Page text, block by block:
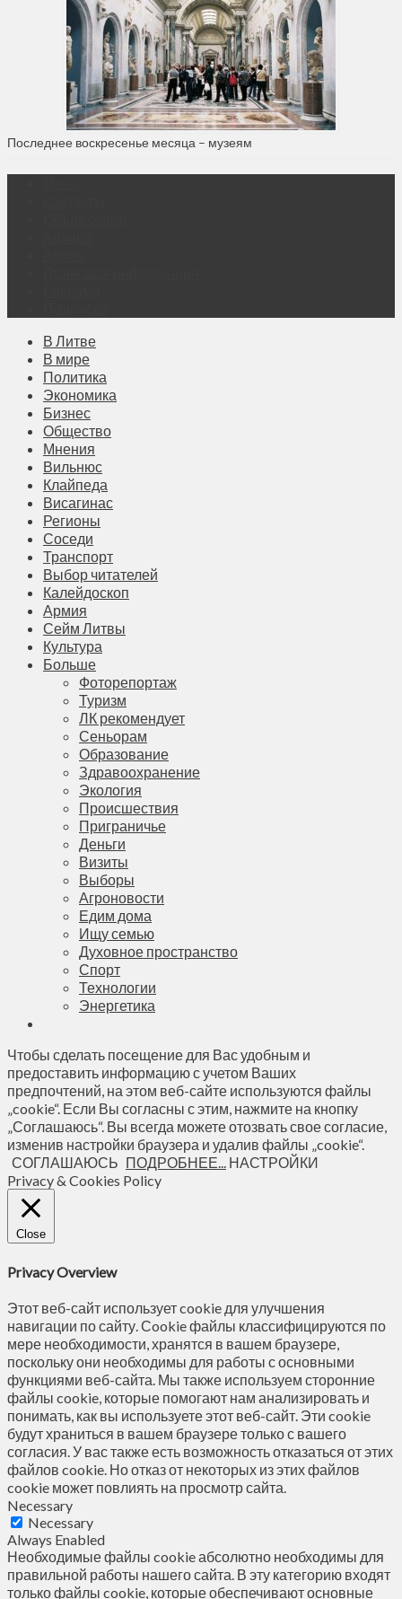
Последнее воскресенье месяца – музеям
В Литве
В мире
Политика
Экономика
Бизнес
Общество
Мнения
Вильнюс
Клайпеда
Висагинас
Регионы
Соседи
Транспорт
Выбор читателей
Калейдоскоп
Армия
Сейм Литвы
Культура
Больше
Фоторепортаж
Туризм
ЛК рекомендует
Сеньорам
Образование
Здравоохранение
Экология
Происшествия
Приграничье
Деньги
Визиты
Выборы
Агроновости
Едим дома
Ищу семью
Духовное пространство
Спорт
Технологии
Энергетика
Чтобы сделать посещение для Вас удобным и
предоставить информацию с учетом Ваших
предпочтений, на этом веб-сайте используются файлы
„cookie“. Если Вы согласны с этим, нажмите на кнопку
„Соглашаюсь“. Вы всегда можете отозвать свое согласие,
изменив настройки браузера и удалив файлы „cookie“.
СОГЛАШАЮСЬ ПОДРОБНЕЕ... НАСТРОЙКИ
Privacy & Cookies Policy
Close
Privacy Overview
Этот веб-сайт использует cookie для улучшения
навигации по сайту. Сookie файлы классифицируются по
мере необходимости, хранятся в вашем браузере,
поскольку они необходимы для работы с основными
функциями веб-сайта. Мы также используем сторонние
файлы cookie, которые помогают нам анализировать и
понимать, как вы используете этот веб-сайт. Эти cookie
будут храниться в вашем браузере только с вашего
согласия. У вас также есть возможность отказаться от этих
файлов cookie. Но отказ от некоторых из этих файлов
cookie может повлиять на просмотр сайта.
Necessary
Necessary
Always Enabled
Необходимые файлы cookie абсолютно необходимы для
правильной работы нашего сайта. В эту категорию входят
только файлы cookie, которые обеспечивают основные